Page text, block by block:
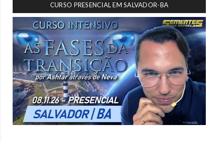
CURSO PRESENCIAL EM SALVADOR-BA